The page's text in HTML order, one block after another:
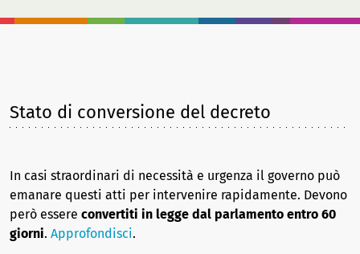
Stato di conversione del decreto
In casi straordinari di necessità e urgenza il governo può
emanare questi atti per intervenire rapidamente. Devono
però essere convertiti in legge dal parlamento entro 60
giorni. Approfondisci.